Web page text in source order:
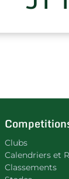
Clubs
Calendriers et
Classements